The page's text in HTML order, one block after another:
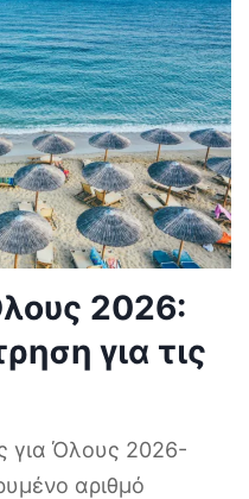
2026:
για τις
για Όλους 2026-
αριθμό